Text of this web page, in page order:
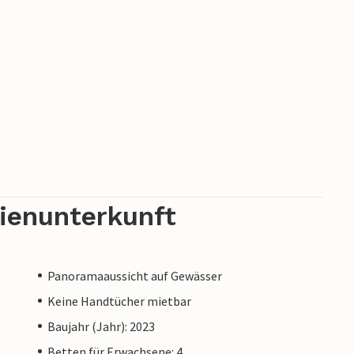
Panoramaaussicht auf Gewässer
Keine Handtücher mietbar
Baujahr (Jahr): 2023